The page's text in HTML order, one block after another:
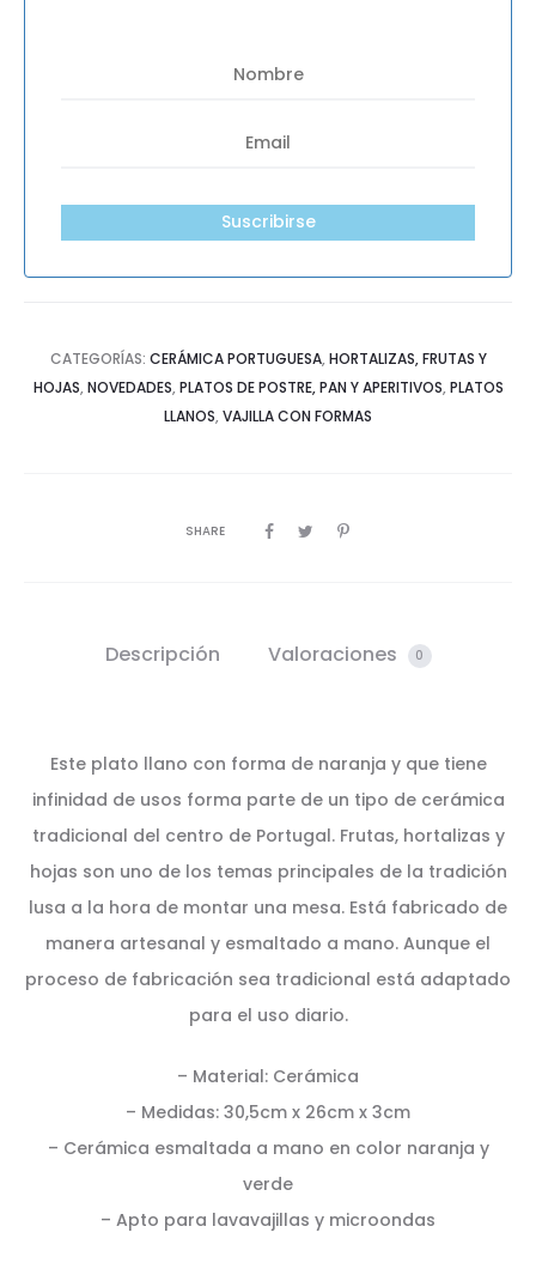
Suscribirse
CATEGORÍAS: CERÁMICA PORTUGUESA, HORTALIZAS, FRUTAS Y
HOJAS, NOVEDADES, PLATOS DE POSTRE, PAN Y APERITIVOS, PLATOS
LLANOS, VAJILLA CON FORMAS
SHARE
Descripción Valoraciones 0
Este plato llano con forma de naranja y que tiene
infinidad de usos forma parte de un tipo de cerámica
tradicional del centro de Portugal. Frutas, hortalizas y
hojas son uno de los temas principales de la tradición
lusa a la hora de montar una mesa. Está fabricado de
manera artesanal y esmaltado a mano. Aunque el
proceso de fabricación sea tradicional está adaptado
para el uso diario.
– Material: Cerámica
– Medidas: 30,5cm x 26cm x 3cm
– Cerámica esmaltada a mano en color naranja y
verde
– Apto para lavavajillas y microondas